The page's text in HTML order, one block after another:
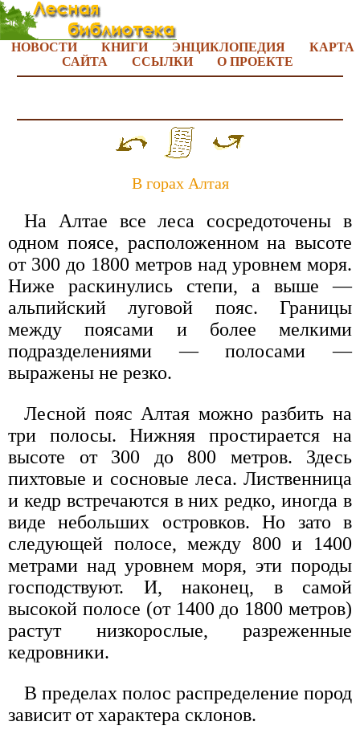
НОВОСТИ КНИГИ ЭНЦИКЛОПЕДИЯ
КАРТА
САЙТА
ССЫЛКИ О ПРОЕКТЕ
В горах Алтая
На Алтае все леса сосредоточены в
одном поясе, расположенном на высоте
от 300 до 1800 метров над уровнем моря.
Ниже раскинулись степи, а выше —
альпийский луговой пояс. Границы
между поясами и более мелкими
подразделениями — полосами —
выражены не резко.
Лесной пояс Алтая можно разбить на
три полосы. Нижняя простирается на
высоте от 300 до 800 метров. Здесь
пихтовые и сосновые леса. Лиственница
и кедр встречаются в них редко, иногда в
виде небольших островков. Но зато в
следующей полосе, между 800 и 1400
метрами над уровнем моря, эти породы
господствуют. И, наконец, в самой
высокой полосе (от 1400 до 1800 метров)
растут низкорослые, разреженные
кедровники.
В пределах полос распределение пород
зависит от характера склонов.